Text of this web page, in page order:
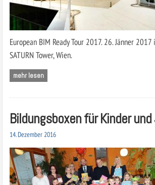
European BIM Ready Tour 2017. 26. Jänner
SATURN Tower, Wien.
mehr lesen
Bildungsboxen für Kinder
14. Dezember 2016